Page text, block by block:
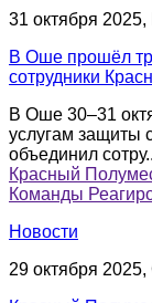
31 октября
В Оше прошёл
сотрудники
В Оше 30–31
услугам защиты
объединил
Красный
Команды
Новости
29 октября